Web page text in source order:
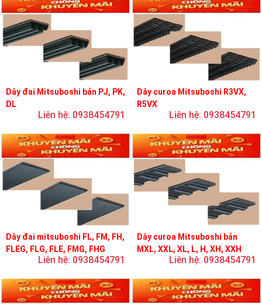
Dây đai Mitsuboshi bản PJ, PK,
DL
Liên hệ: 0938454791
Dây curoa Mitsuboshi R3VX,
R5VX
Liên hệ: 0938454791
Dây đai mitsuboshi FL, FM, FH,
FLEG, FLG, FLE, FMG, FHG
Liên hệ: 0938454791
Dây curoa Mitsuboshi bản
MXL, XXL, XL, L, H, XH, XXH
Liên hệ: 0938454791